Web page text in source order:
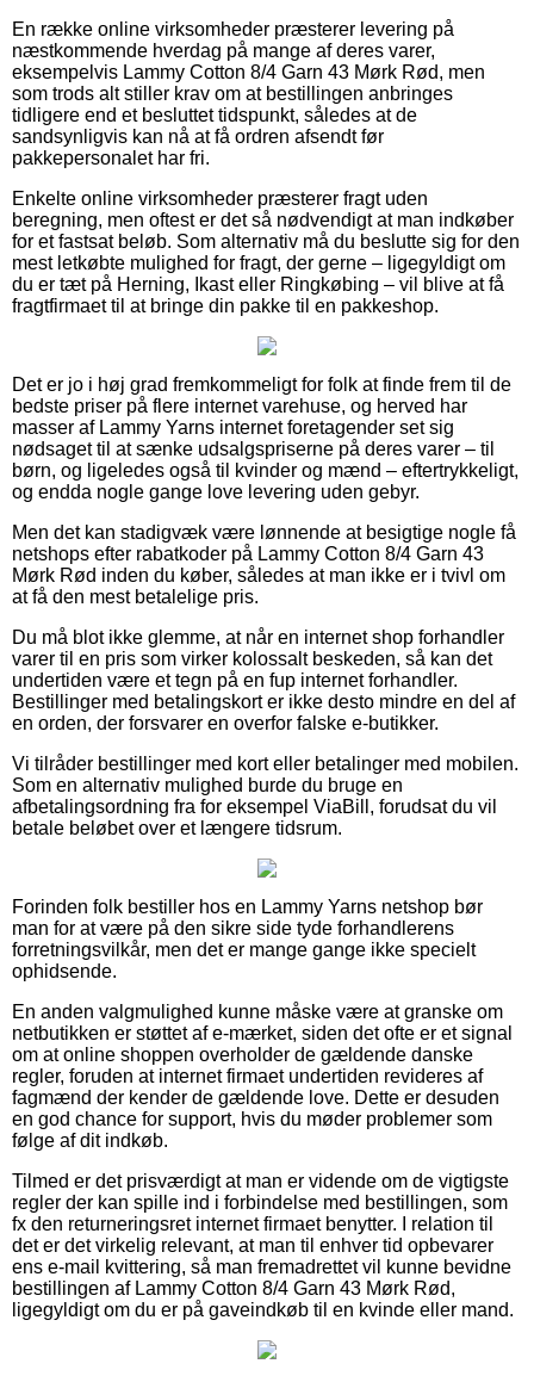
En række online virksomheder præsterer levering på
næstkommende hverdag på mange af deres varer,
eksempelvis Lammy Cotton 8/4 Garn 43 Mørk Rød, men
som trods alt stiller krav om at bestillingen anbringes
tidligere end et besluttet tidspunkt, således at de
sandsynligvis kan nå at få ordren afsendt før
pakkepersonalet har fri.
Enkelte online virksomheder præsterer fragt uden
beregning, men oftest er det så nødvendigt at man indkøber
for et fastsat beløb. Som alternativ må du beslutte sig for den
mest letkøbte mulighed for fragt, der gerne – ligegyldigt om
du er tæt på Herning, Ikast eller Ringkøbing – vil blive at få
fragtfirmaet til at bringe din pakke til en pakkeshop.
Det er jo i høj grad fremkommeligt for folk at finde frem til de
bedste priser på flere internet varehuse, og herved har
masser af Lammy Yarns internet foretagender set sig
nødsaget til at sænke udsalgspriserne på deres varer – til
børn, og ligeledes også til kvinder og mænd – eftertrykkeligt,
og endda nogle gange love levering uden gebyr.
Men det kan stadigvæk være lønnende at besigtige nogle få
netshops efter rabatkoder på Lammy Cotton 8/4 Garn 43
Mørk Rød inden du køber, således at man ikke er i tvivl om
at få den mest betalelige pris.
Du må blot ikke glemme, at når en internet shop forhandler
varer til en pris som virker kolossalt beskeden, så kan det
undertiden være et tegn på en fup internet forhandler.
Bestillinger med betalingskort er ikke desto mindre en del af
en orden, der forsvarer en overfor falske e-butikker.
Vi tilråder bestillinger med kort eller betalinger med mobilen.
Som en alternativ mulighed burde du bruge en
afbetalingsordning fra for eksempel ViaBill, forudsat du vil
betale beløbet over et længere tidsrum.
Forinden folk bestiller hos en Lammy Yarns netshop bør
man for at være på den sikre side tyde forhandlerens
forretningsvilkår, men det er mange gange ikke specielt
ophidsende.
En anden valgmulighed kunne måske være at granske om
netbutikken er støttet af e-mærket, siden det ofte er et signal
om at online shoppen overholder de gældende danske
regler, foruden at internet firmaet undertiden revideres af
fagmænd der kender de gældende love. Dette er desuden
en god chance for support, hvis du møder problemer som
følge af dit indkøb.
Tilmed er det prisværdigt at man er vidende om de vigtigste
regler der kan spille ind i forbindelse med bestillingen, som
fx den returneringsret internet firmaet benytter. I relation til
det er det virkelig relevant, at man til enhver tid opbevarer
ens e-mail kvittering, så man fremadrettet vil kunne bevidne
bestillingen af Lammy Cotton 8/4 Garn 43 Mørk Rød,
ligegyldigt om du er på gaveindkøb til en kvinde eller mand.